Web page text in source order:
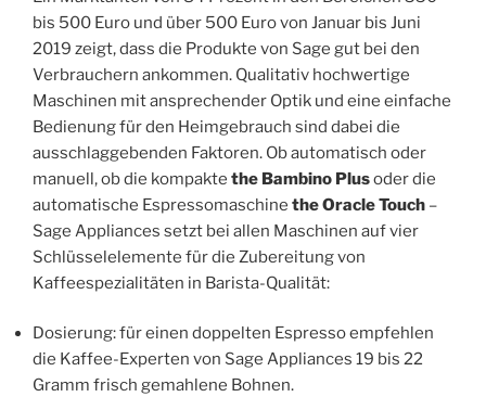
bis 500 Euro und über 500 Euro von Januar bis Juni
2019 zeigt, dass die Produkte von Sage gut bei den
Verbrauchern ankommen. Qualitativ hochwertige
Maschinen mit ansprechender Optik und eine einfache
Bedienung für den Heimgebrauch sind dabei die
ausschlaggebenden Faktoren. Ob automatisch oder
manuell, ob die kompakte the Bambino Plusoder die
automatische Espressomaschine the Oracle Touch –
Sage Appliances setzt bei allen Maschinen auf vier
Schlüsselelemente für die Zubereitung von
Kaffeespezialitäten in Barista-Qualität:
Dosierung: für einen doppelten Espresso empfehlen
die Kaffee-Experten von Sage Appliances 19 bis 22
Gramm frisch gemahlene Bohnen.